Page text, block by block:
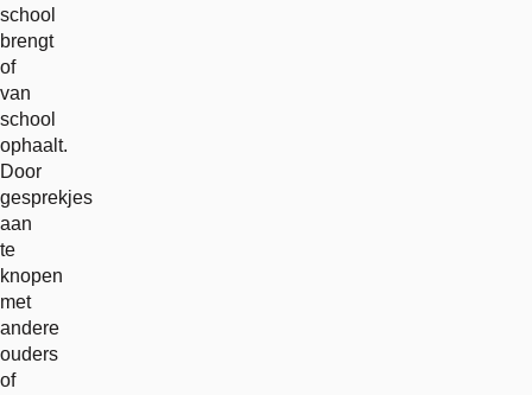
school
brengt
of
van
school
ophaalt.
Door
gesprekjes
aan
te
knopen
met
andere
ouders
of